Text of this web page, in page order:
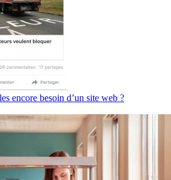
encore besoin d’un site web ?